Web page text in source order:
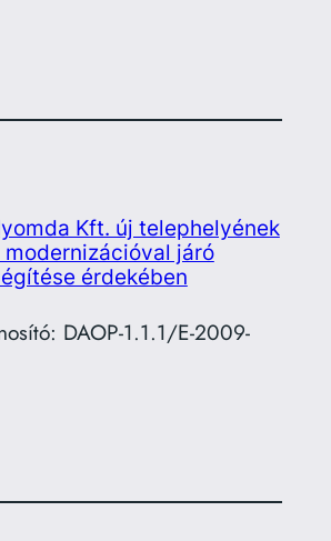
Kft. új telephelyének
járó
érdekében
DAOP-1.1.1/E-2009-